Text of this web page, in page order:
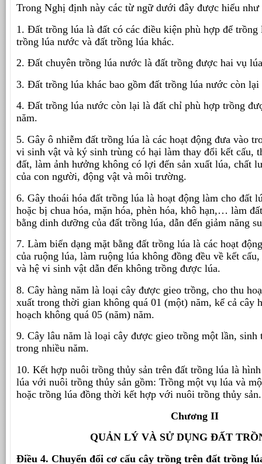
Trong Nghị định này các từ ngữ dưới đây được hiểu như
1. Đất trồng lúa là đất có các điều kiện phù hợp để trồng
trồng lúa nước và đất trồng lúa khác.
2. Đất chuyên trồng lúa nước là đất trồng được hai vụ
3. Đất trồng lúa khác bao gồm đất trồng lúa nước còn
4. Đất trồng lúa nước còn lại là đất chỉ phù hợp trồng
năm.
5. Gây ô nhiễm đất trồng lúa là các hoạt động đưa vào
vi sinh vật và ký sinh trùng có hại làm thay đổi kết cấu,
đất, làm ảnh hưởng không có lợi đến sản xuất lúa, chất
của con người, động vật và môi trường.
6. Gây thoái hóa đất trồng lúa là hoạt động làm cho đất
hoặc bị chua hóa, mặn hóa, phèn hóa, khô hạn,… làm
bằng dinh dưỡng của đất trồng lúa, dẫn đến giảm năng
7. Làm biến dạng mặt bằng đất trồng lúa là các hoạt
của ruộng lúa, làm ruộng lúa không đồng đều về kết
và hệ vi sinh vật dẫn đến không trồng được lúa.
8. Cây hàng năm là loại cây được gieo trồng, cho thu
xuất trong thời gian không quá 01 (một) năm, kể cả cây
hoạch không quá 05 (năm) năm.
9. Cây lâu năm là loại cây được gieo trồng một lần, sinh
trong nhiều năm.
10. Kết hợp nuôi trồng thủy sản trên đất trồng lúa là
lúa với nuôi trồng thủy sản gồm: Trồng một vụ lúa và
hoặc trồng lúa đồng thời kết hợp với nuôi trồng thủy sản.
Chương II
QUẢN LÝ VÀ SỬ DỤNG ĐẤT
Điều 4. Chuyển đổi cơ cấu cây trồng trên đất trồng